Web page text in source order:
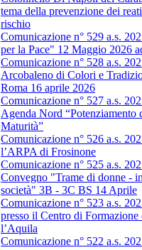
tema della prevenzione dei
rischio
Comunicazione n° 529 a.s.
per la Pace" 12 Maggio 2026
Comunicazione n° 528 a.s.
Arcobaleno di Colori e
Roma 16 aprile 2026
Comunicazione n° 527 a.s.
Agenda Nord “Potenziamento
Maturità”
Comunicazione n° 526 a.s.
l’ARPA di Frosinone
Comunicazione n° 525 a.s.
Convegno "Trame di donne -
società" 3B - 3C BS 14 Aprile
Comunicazione n° 523 a.s.
presso il Centro di Formazione
l’Aquila
Comunicazione n° 522 a.s.